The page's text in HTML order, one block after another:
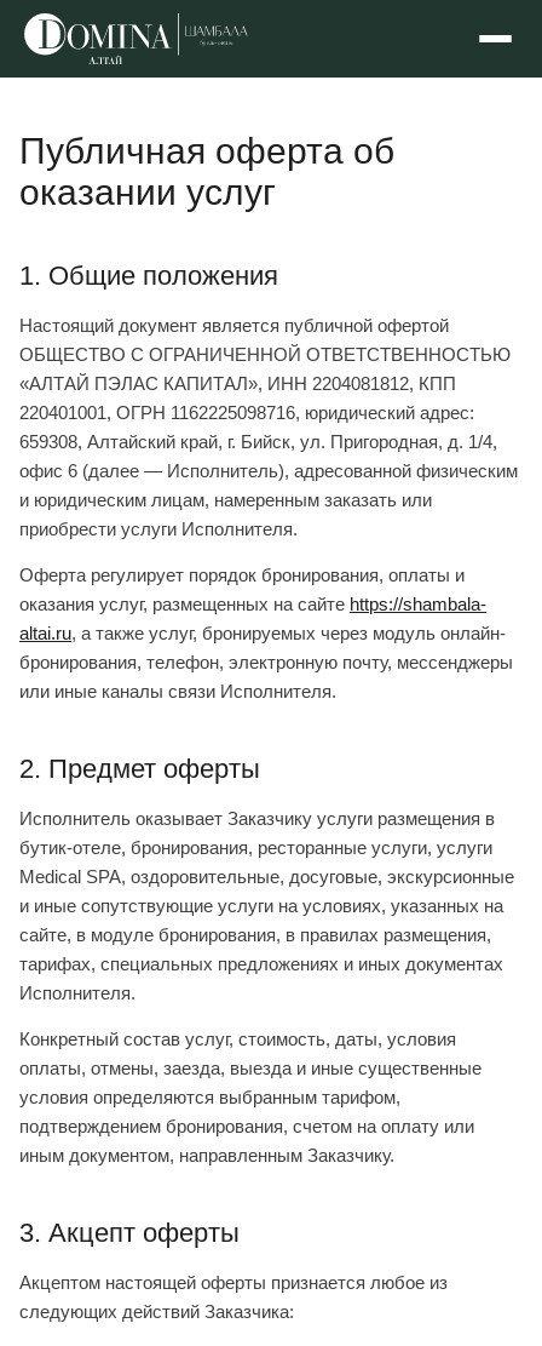
Публичная оферта об
оказании услуг
1. Общие положения
Настоящий документ является публичной офертой
ОБЩЕСТВО С ОГРАНИЧЕННОЙ ОТВЕТСТВЕННОСТЬЮ
«АЛТАЙ ПЭЛАС КАПИТАЛ», ИНН 2204081812, КПП
220401001, ОГРН 1162225098716, юридический адрес:
659308, Алтайский край, г. Бийск, ул. Пригородная, д. 1/4,
офис 6 (далее — Исполнитель), адресованной физическим
и юридическим лицам, намеренным заказать или
приобрести услуги Исполнителя.
Оферта регулирует порядок бронирования, оплаты и
оказания услуг, размещенных на сайте https://shambala-
altai.ru, а также услуг, бронируемых через модуль онлайн-
бронирования, телефон, электронную почту, мессенджеры
или иные каналы связи Исполнителя.
2. Предмет оферты
Исполнитель оказывает Заказчику услуги размещения в
бутик-отеле, бронирования, ресторанные услуги, услуги
Medical SPA, оздоровительные, досуговые, экскурсионные
и иные сопутствующие услуги на условиях, указанных на
сайте, в модуле бронирования, в правилах размещения,
тарифах, специальных предложениях и иных документах
Исполнителя.
Конкретный состав услуг, стоимость, даты, условия
оплаты, отмены, заезда, выезда и иные существенные
условия определяются выбранным тарифом,
подтверждением бронирования, счетом на оплату или
иным документом, направленным Заказчику.
3. Акцепт оферты
Акцептом настоящей оферты признается любое из
следующих действий Заказчика: